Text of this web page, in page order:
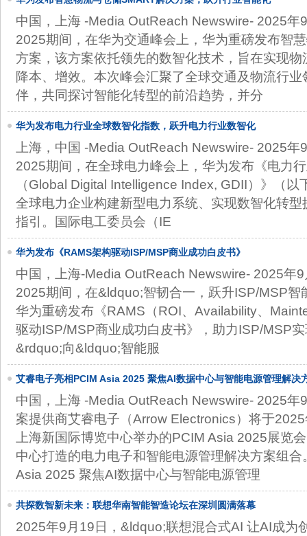
中国，上海 -Media OutReach Newswire- 2025年
2025期间，在华为交通峰会上，华为重磅发布智
方案，该方案依托领先的数智化技术，旨在实现
降本、增效。本次峰会汇聚了全球交通及物流行
伴，共同探讨智能化转型的前沿趋势，并分
华为发布电力行业全球数智化指数，跃升电力行业数智化
上海，中国 -Media OutReach Newswire- 2025
2025期间，在全球电力峰会上，华为发布《电力
（Global Digital Intelligence Index, GDII）》（
全球电力企业构建新型电力系统、实现数智化转
指引。国际电工委员会（IE
华为发布《RAMS架构驱动ISP/MSP商业成功白皮书》
中国，上海-Media OutReach Newswire- 2025年
2025期间，在&ldquo;智韧合一，跃升ISP/MSP智
华为重磅发布《RAMS（ROI、Availability、
驱动ISP/MSP商业成功白皮书》，助力ISP/MSP
&rdquo;向&ldquo;智能服
艾睿电子亮相PCIM Asia 2025 聚焦AI数据中心与智能电源管理解决
中国，上海 -Media OutReach Newswire- 2025年
案提供商艾睿电子（Arrow Electronics）将于
上海新国际博览中心举办的PCIM Asia 2025展览
中心打造的电力电子和智能电源管理解决方案组
Asia 2025 聚焦AI数据中心与智能电源管理
​共探数智新未来：联想华南智能智造论坛在深圳圆满落幕
2025年9月19日，&ldquo;联想混合式AI 让AI成为